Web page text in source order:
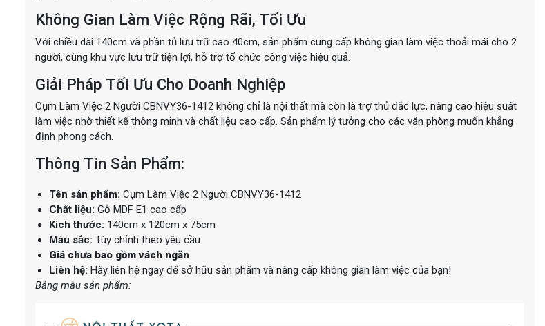
Không Gian Làm Việc Rộng Rãi, Tối Ưu
Với chiều dài 140cm và phần tủ lưu trữ cao 40cm, sản phẩm cung cấp không gian làm việc thoải mái cho 2
người, cùng khu vực lưu trữ tiện lợi, hỗ trợ tổ chức công việc hiệu quả.
Giải Pháp Tối Ưu Cho Doanh Nghiệp
Cụm Làm Việc 2 Người CBNVY36-1412 không chỉ là nội thất mà còn là trợ thủ đắc lực, nâng cao hiệu suất
làm việc nhờ thiết kế thông minh và chất liệu cao cấp. Sản phẩm lý tưởng cho các văn phòng muốn khẳng
định phong cách.
Thông Tin Sản Phẩm:
Tên sản phẩm: Cụm Làm Việc 2 Người CBNVY36-1412
Chất liệu: Gỗ MDF E1 cao cấp
Kích thước: 140cm x 120cm x 75cm
Màu sắc: Tùy chỉnh theo yêu cầu
Giá chưa bao gồm vách ngăn
Liên hệ: Hãy liên hệ ngay để sở hữu sản phẩm và nâng cấp không gian làm việc của bạn!
Bảng màu sản phẩm: